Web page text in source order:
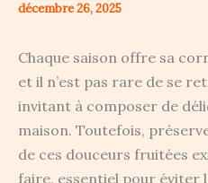
décembre 26, 2025
Chaque saison offre sa
et il n’est pas rare de se
invitant à composer de
maison. Toutefois,
de ces douceurs fruitées
faire, essentiel pour éviter